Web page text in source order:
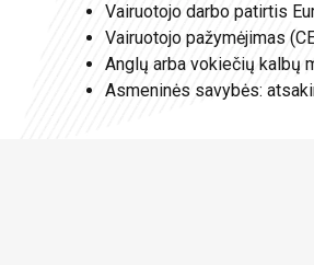
Vairuotojo darbo patirtis
Vairuotojo pažymėjimas
Anglų arba vokiečių kalbų
Asmeninės savybės: